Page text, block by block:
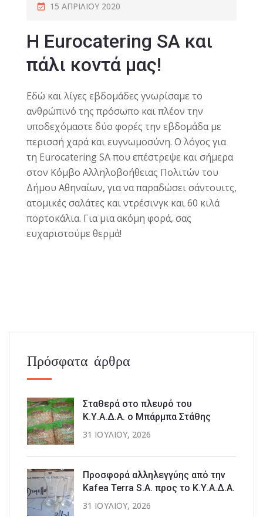
15 ΑΠΡΙΛΊΟΥ 2020
Η Eurocatering SA και
πάλι κοντά μας!
Εδώ και λίγες εβδομάδες γνωρίσαμε το
ανθρώπινό της πρόσωπο και πλέον την
υποδεχόμαστε δύο φορές την εβδομάδα με
περισσή χαρά και ευγνωμοσύνη. Ο λόγος για
τη Eurocatering SA που επέστρεψε και σήμερα
στον Κόμβο Αλληλοβοήθειας Πολιτών του
Δήμου Αθηναίων, για να παραδώσει σάντουιτς,
ατομικές σαλάτες και ντρέσινγκ και 60 κιλά
πορτοκάλια. Για μια ακόμη φορά, σας
ευχαριστούμε θερμά!
Πρόσφατα άρθρα
Σταθερά στο πλευρό του
Κ.Υ.Α.Δ.Α. ο Μπάρμπα Στάθης
31 ΙΟΥΛΊΟΥ, 2026
Προσφορά αλληλεγγύης από την
Kafea Terra S.A. προς το Κ.Υ.Α.Δ.Α.
31 ΙΟΥΛΊΟΥ, 2026